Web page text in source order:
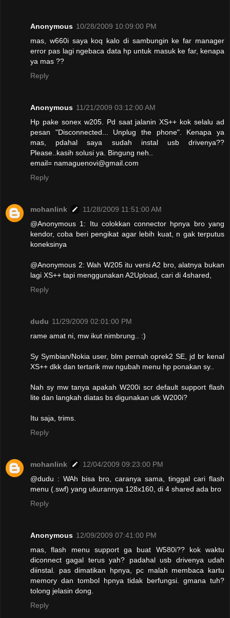
Anonymous 10/28/2009 10:09:00 PM
mas, w660i saya koq kalo di sambungin ke far manager
error pas lagi ngebaca data hp untuk masuk ke far, kenapa
ya mas ??
Reply
Anonymous 11/21/2009 03:12:00 AM
Hp pake sonex w205. Pd saat jalanin XS++ kok selalu ad
pesan "Disconnected... Unplug the phone". Kenapa ya
mas, pdahal saya sudah instal usb drivenya??
Please..kasih solusi ya. Bingung neh..
email= namaguenovi@gmail.com
Reply
mohanlink
11/28/2009 11:51:00 AM
@Anonymous 1: Itu colokkan connector hpnya bro yang
kendor, coba beri pengikat agar lebih kuat, n gak terputus
koneksinya
@Anonymous 2: Wah W205 itu versi A2 bro, alatnya bukan
lagi XS++ tapi menggunakan A2Upload, cari di 4shared,
Reply
dudu 11/29/2009 02:01:00 PM
rame amat ni, mw ikut nimbrung.. :)
Sy Symbian/Nokia user, blm pernah oprek2 SE, jd br kenal
XS++ dkk dan tertarik mw ngubah menu hp ponakan sy..
Nah sy mw tanya apakah W200i scr default support flash
lite dan langkah diatas bs digunakan utk W200i?
Itu saja, trims.
Reply
mohanlink
12/04/2009 09:23:00 PM
@dudu : WAh bisa bro, caranya sama, tinggal cari flash
menu (.swf) yang ukurannya 128x160, di 4 shared ada bro
Reply
Anonymous 12/09/2009 07:41:00 PM
mas, flash menu support ga buat W580i?? kok waktu
diconnect gagal terus yah? padahal usb drivenya udah
diinstal. pas dimatikan hpnya, pc malah membaca kartu
memory dan tombol hpnya tidak berfungsi. gmana tuh?
tolong jelasin dong.
Reply